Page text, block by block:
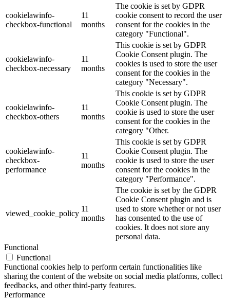
cookielawinfo-
checkbox-functional
11
months
The cookie is set by GDPR
cookie consent to record the user
consent for the cookies in the
category "Functional".
cookielawinfo-
checkbox-necessary
11
months
This cookie is set by GDPR
Cookie Consent plugin. The
cookies is used to store the user
consent for the cookies in the
category "Necessary".
cookielawinfo-
checkbox-others
11
months
This cookie is set by GDPR
Cookie Consent plugin. The
cookie is used to store the user
consent for the cookies in the
category "Other.
cookielawinfo-
checkbox-
performance
11
months
This cookie is set by GDPR
Cookie Consent plugin. The
cookie is used to store the user
consent for the cookies in the
category "Performance".
viewed_cookie_policy
11
months
The cookie is set by the GDPR
Cookie Consent plugin and is
used to store whether or not user
has consented to the use of
cookies. It does not store any
personal data.
Functional
Functional
Functional cookies help to perform certain functionalities like
sharing the content of the website on social media platforms, collect
feedbacks, and other third-party features.
Performance